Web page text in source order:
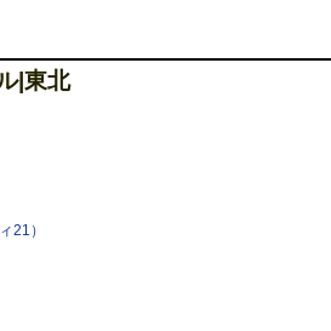
|東北
21）